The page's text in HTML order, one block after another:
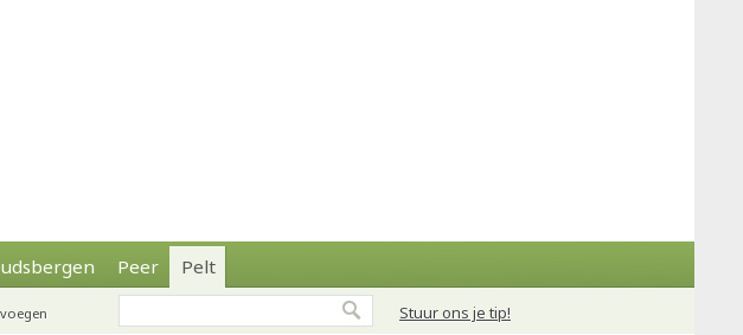
Peer Pelt
Stuur ons je tip!